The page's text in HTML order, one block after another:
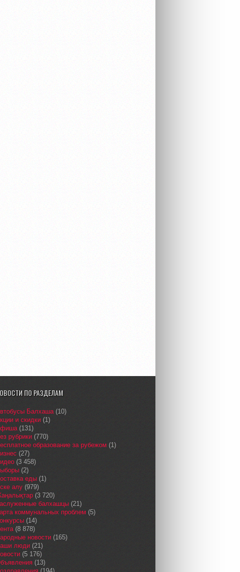
ПО РАЗДЕЛАМ
Балхаша(10)
и скидки (1)
(131)
рубрики (770)
образование за рубежом (1)
(27)
(3 458)
(2)
еды (1)
алу (979)
(3 720)
балхашцы (21)
коммунальных проблем (5)
(14)
(8 878)
новости (165)
люди (21)
(5 176)
(13)